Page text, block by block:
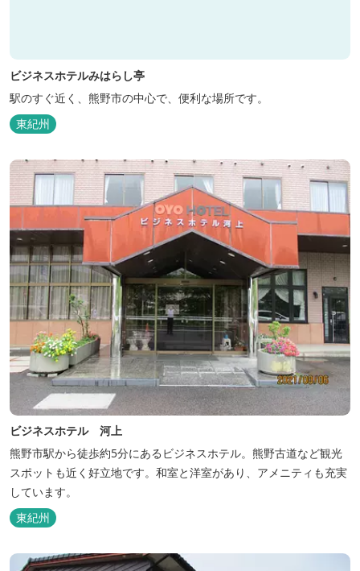
ビジネスホテルみはらし亭
駅のすぐ近く、熊野市の中心で、便利な場所です。
東紀州
ビジネスホテル 河上
熊野市駅から徒歩約5分にあるビジネスホテル。熊野古道など観光
スポットも近く好立地です。和室と洋室があり、アメニティも充実
しています。
東紀州